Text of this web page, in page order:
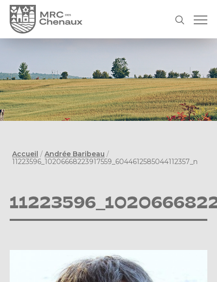
Accueil / Andrée Baribeau /
11223596_10206668223917559_6044612585044112357_n